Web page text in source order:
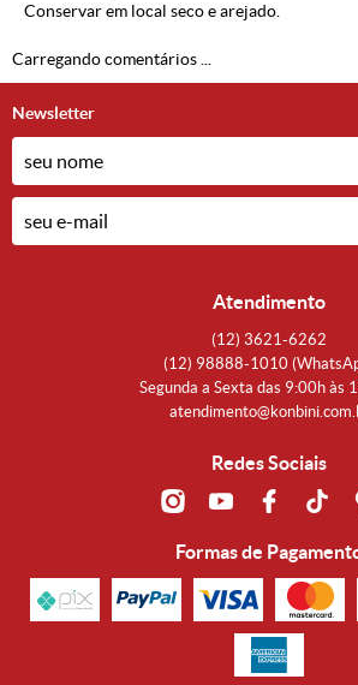
Conservar em local seco e arejado.
Carregando comentários ...
Newsletter
Atendimento
(12) 3621-6262
(12) 98888-1010
Segunda a Sexta das 9:00h às
Redes Sociais
Formas de